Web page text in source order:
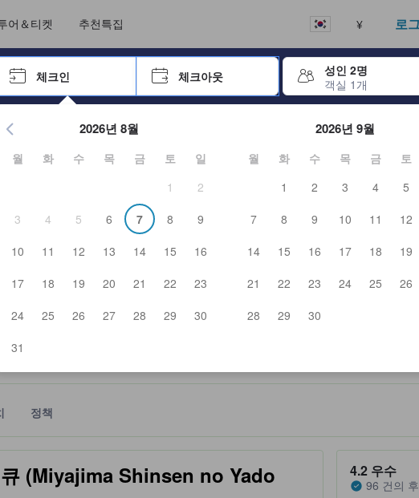
어＆티켓 추천특집 ¥ 로
하여 탐색한 후 엔터키를 눌러 선택하세요.
체크인 체크아웃
성인 2명
객실 1개
터 키를 눌러 캘린더를 여세요. 방향키를 사용해 체크인 및 체크아웃 날짜를 탐색
2026년 8월
월 화 수 목 금 토
일
1
2
3
4 5 6 7 8
9
10
11 12 13 14 15
16
17
18 19 20 21 22
23
24
25 26 27 28 29
30
31
2026년 9월
월 화 수 목 금 토
1
2 3 4 5
7
8 9 10 11 12
14
15 16 17 18 19
21
22 23 24 25 26
28
29 30
미야리큐 예약
진 보기
정책
(Miyajima Shinsen no Yado
반영해 파트너 사이트에서 제공한 성급입니다.
4.2 우수
96 건의
지 일련의 절차를 완료한 실제 숙소 이용객들에 의해 작성되었습니다. 신뢰할